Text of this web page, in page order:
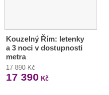
Kouzelný Řím: letenky
a 3 noci v dostupnosti
metra
17 890 Kč
17 390 Kč